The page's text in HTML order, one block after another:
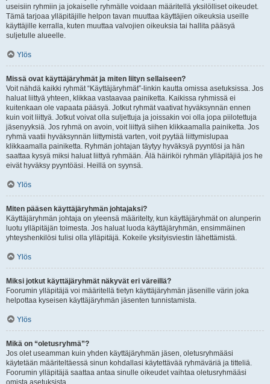
useisiin ryhmiin ja jokaiselle ryhmälle voidaan määritellä yksilölliset oikeudet.
Tämä tarjoaa ylläpitäjille helpon tavan muuttaa käyttäjien oikeuksia useille
käyttäjille kerralla, kuten muuttaa valvojien oikeuksia tai hallita pääsyä
suljetulle alueelle.
Ylös
Missä ovat käyttäjäryhmät ja miten liityn sellaiseen?
Voit nähdä kaikki ryhmät “Käyttäjäryhmät”-linkin kautta omissa asetuksissa. Jos
haluat liittyä yhteen, klikkaa vastaavaa painiketta. Kaikissa ryhmissä ei
kuitenkaan ole vapaata pääsyä. Jotkut ryhmät vaativat hyväksynnän ennen
kuin voit liittyä. Jotkut voivat olla suljettuja ja joissakin voi olla jopa piilotettuja
jäsenyyksiä. Jos ryhmä on avoin, voit liittyä siihen klikkaamalla painiketta. Jos
ryhmä vaatii hyväksynnän liittymistä varten, voit pyytää liittymislupaa
klikkaamalla painiketta. Ryhmän johtajan täytyy hyväksyä pyyntösi ja hän
saattaa kysyä miksi haluat liittyä ryhmään. Älä häiriköi ryhmän ylläpitäjiä jos he
eivät hyväksy pyyntöäsi. Heillä on syynsä.
Ylös
Miten pääsen käyttäjäryhmän johtajaksi?
Käyttäjäryhmän johtaja on yleensä määritelty, kun käyttäjäryhmät on alunperin
luotu ylläpitäjän toimesta. Jos haluat luoda käyttäjäryhmän, ensimmäinen
yhteyshenkilösi tulisi olla ylläpitäjä. Kokeile yksityisviestin lähettämistä.
Ylös
Miksi jotkut käyttäjäryhmät näkyvät eri väreillä?
Foorumin ylläpitäjä voi määritellä tietyn käyttäjäryhmän jäsenille värin joka
helpottaa kyseisen käyttäjäryhmän jäsenten tunnistamista.
Ylös
Mikä on “oletusryhmä”?
Jos olet useamman kuin yhden käyttäjäryhmän jäsen, oletusryhmääsi
käytetään määriteltäessä sinun kohdallasi käytettävää ryhmäväriä ja titteliä.
Foorumin ylläpitäjä saattaa antaa sinulle oikeudet vaihtaa oletusryhmääsi
omista asetuksista.